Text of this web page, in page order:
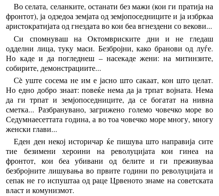
Во селата, селанките, останати без мажи (кои ги пратија на
фронтот), ја одзедоа земјата од земјопоседниците и ја избркаа
аристократијата од гнездата во кои беа вгнездени со векови...
Си спомнуваш на Октомвриските дни и не гледаш
одделни лица, туку маси. Безбројни, како бранови од луѓе.
Но каде и да погледнеш – насекаде жени: на митинзите,
собирите, демонстрациите...
Сè уште сосема не им е јасно што сакаат, кон што целат.
Но едно добро знаат: повеќе нема да ја трпат војната. Нема
да ги трпат и земјопоседниците, да се богатат на нивна
сметка... Разбранувано, загрижено големо човечко море во
Седумнаесеттата година, а во тоа човечко море многу, многу
женски глави...
Еден ден некој историчар ќе пишува што направија сите
тие безимени хероини на револуцијата кои гинеа на
фронтот, кои беа убивани од белите и ги преживуваа
безбројните лишувања во првите години по револуцијата и
сепак не го испуштаа од раце Црвеното знаме на советската
власт и комунизмот.